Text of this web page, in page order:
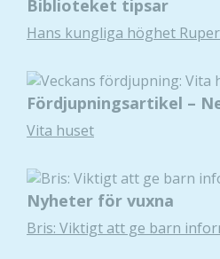
Biblioteket tipsar
Hans kungliga höghet
Fördjupningsartikel –
Vita huset
Nyheter för vuxna
Bris: Viktigt att ge barn